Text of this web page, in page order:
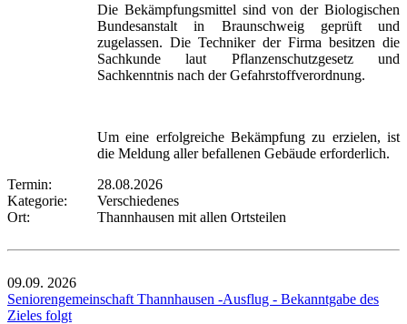
Die Bekämpfungsmittel sind von der Biologischen
Bundesanstalt in Braunschweig geprüft und
zugelassen. Die Techniker der Firma besitzen die
Sachkunde laut Pflanzenschutzgesetz und
Sachkenntnis nach der Gefahrstoffverordnung.
Um eine erfolgreiche Bekämpfung zu erzielen, ist
die Meldung aller befallenen Gebäude erforderlich.
Termin:
28.08.2026
Kategorie:
Verschiedenes
Ort:
Thannhausen mit allen Ortsteilen
09.09. 2026
Seniorengemeinschaft Thannhausen -Ausflug - Bekanntgabe des
Zieles folgt